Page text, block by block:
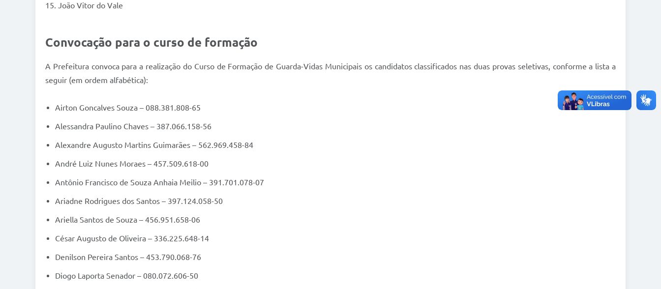
15. João Vitor do Vale
Convocação para o curso de formação
A Prefeitura convoca para a realização do Curso de Formação de Guarda-Vidas Municipais os candidatos classificados nas duas provas seletivas, conforme a lista a
seguir (em ordem alfabética):
Airton Goncalves Souza – 088.381.808-65
Alessandra Paulino Chaves – 387.066.158-56
Alexandre Augusto Martins Guimarães – 562.969.458-84
André Luiz Nunes Moraes – 457.509.618-00
Antônio Francisco de Souza Anhaia Meilio – 391.701.078-07
Ariadne Rodrigues dos Santos – 397.124.058-50
Ariella Santos de Souza – 456.951.658-06
César Augusto de Oliveira – 336.225.648-14
Denilson Pereira Santos – 453.790.068-76
Diogo Laporta Senador – 080.072.606-50